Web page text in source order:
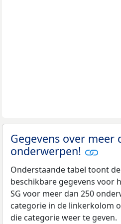
Gegevens over meer
onderwerpen!
Onderstaande tabel toont
beschikbare gegevens voor
SG voor meer dan 250
categorie in de linkerkolom
die categorie weer te geven.